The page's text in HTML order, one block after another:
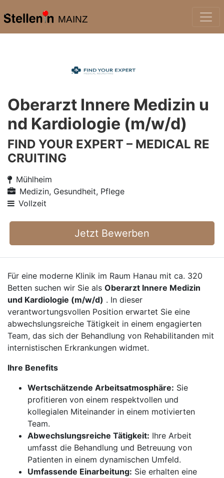
MAINZ
Oberarzt Innere Medizin u
nd Kardiologie (m/w/d)
FIND YOUR EXPERT – MEDICAL RE
CRUITING
Mühlheim
Medizin, Gesundheit, Pflege
Vollzeit
Jetzt Bewerben
Für eine moderne Klinik im Raum Hanau mit ca. 320
Betten suchen wir Sie als Oberarzt Innere Medizin
und Kardiologie (m/w/d) . In dieser
verantwortungsvollen Position erwartet Sie eine
abwechslungsreiche Tätigkeit in einem engagierten
Team, das sich der Behandlung von Rehabilitanden mit
internistischen Erkrankungen widmet.
Ihre Benefits
Wertschätzende Arbeitsatmosphäre: Sie
profitieren von einem respektvollen und
kollegialen Miteinander in einem motivierten
Team.
Abwechslungsreiche Tätigkeit: Ihre Arbeit
umfasst die Behandlung und Betreuung von
Patienten in einem dynamischen Umfeld.
Umfassende Einarbeitung: Sie erhalten eine